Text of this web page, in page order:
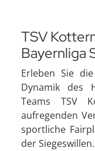
TSV
Bayernliga
Erleben Sie
Dynamik des
Teams TSV
aufregenden
sportliche
der Siegeswillen.